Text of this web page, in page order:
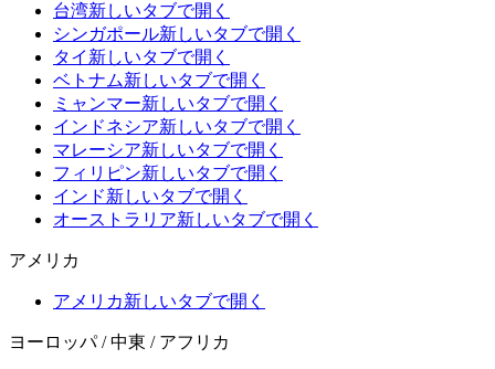
台湾新しいタブで開く
シンガポール新しいタブで開く
タイ 新しいタブで開く
ベトナム新しいタブで開く
ミャンマー新しいタブで開く
インドネシア新しいタブで開く
マレーシア新しいタブで開く
フィリピン新しいタブで開く
インド新しいタブで開く
オーストラリア新しいタブで開く
アメリカ
アメリカ新しいタブで開く
ヨーロッパ / 中東 / アフリカ